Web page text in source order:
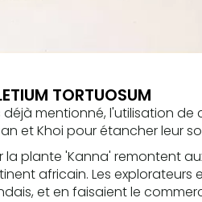
TORTUOSUM
mentionné, l'utilisation
et Khoi pour étancher leur
la plante 'Kanna' remontent
africain. Les
et en faisaient le